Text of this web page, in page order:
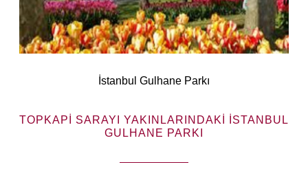
İstanbul Gulhane Parkı
TOPKAPI SARAYI YAKINLARINDAKI İSTANBUL
GULHANE PARKI